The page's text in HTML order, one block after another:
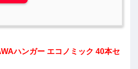
ハンガー エコノミック 40本セ